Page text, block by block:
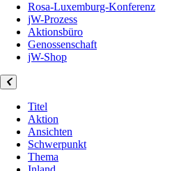
Rosa-Luxemburg-Konferenz
jW-Prozess
Aktionsbüro
Genossenschaft
jW-Shop
Titel
Aktion
Ansichten
Schwerpunkt
Thema